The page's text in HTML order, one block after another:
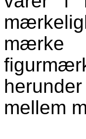
mærke
mellem